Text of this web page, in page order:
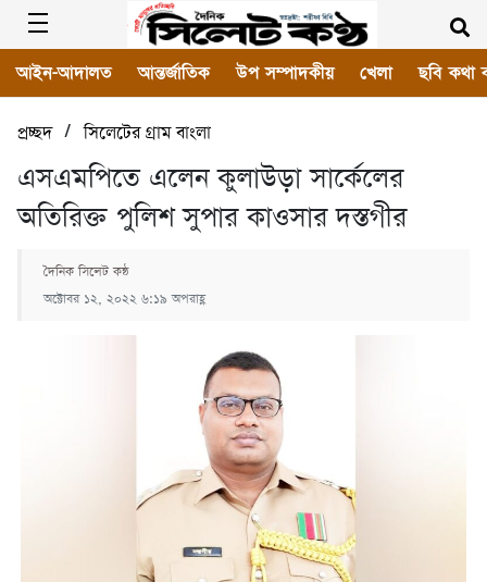
আইন-আদালত আন্তর্জাতিক উপ সম্পাদকীয় খেলা ছবি কথা
প্রচ্ছদ/সিলেটের গ্রাম বাংলা
এসএমপিতে এলেন কুলাউড়া সার্কেলের
অতিরিক্ত পুলিশ সুপার কাওসার দস্তগীর
দৈনিক সিলেট কন্ঠ
অক্টোবর ১২, ২০২২ ৬:১৯ অপরাহ্ণ